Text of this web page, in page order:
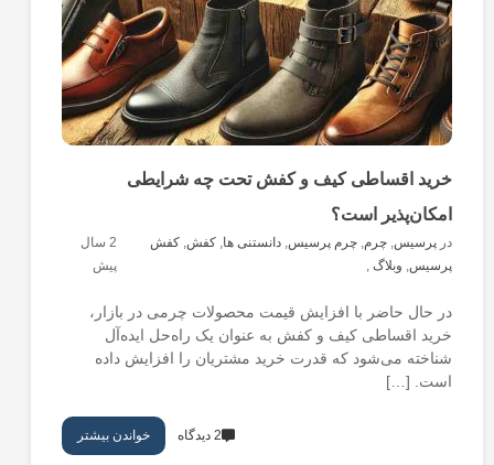
خرید اقساطی کیف و کفش تحت چه شرایطی
امکان‌پذیر است؟
درپرسیس,چرم,چرم پرسیس,دانستنی ها,کفش,کفش
پرسیس, وبلاگ ,
2 سال
پیش
در حال حاضر با افزایش قیمت محصولات چرمی در بازار،
خرید اقساطی کیف و کفش به عنوان یک راه‌حل ایده‌آل
شناخته می‌شود که قدرت خرید مشتریان را افزایش داده
است. […]
2 دیدگاه خواندن بیشتر